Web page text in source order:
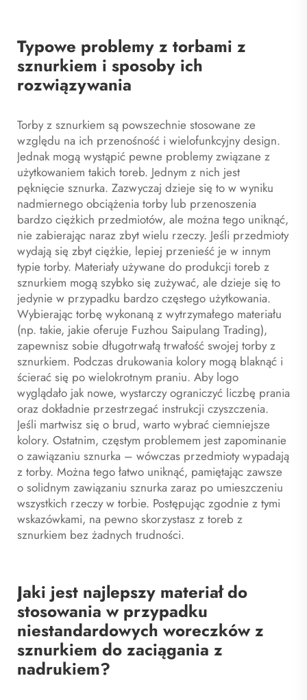
Typowe problemy z torbami z
sznurkiem i sposoby ich
rozwiązywania
Torby z sznurkiem są powszechnie stosowane ze
względu na ich przenośność i wielofunkcyjny design.
Jednak mogą wystąpić pewne problemy związane z
użytkowaniem takich toreb. Jednym z nich jest
pęknięcie sznurka. Zazwyczaj dzieje się to w wyniku
nadmiernego obciążenia torby lub przenoszenia
bardzo ciężkich przedmiotów, ale można tego uniknąć,
nie zabierając naraz zbyt wielu rzeczy. Jeśli przedmioty
wydają się zbyt ciężkie, lepiej przenieść je w innym
typie torby. Materiały używane do produkcji toreb z
sznurkiem mogą szybko się zużywać, ale dzieje się to
jedynie w przypadku bardzo częstego użytkowania.
Wybierając torbę wykonaną z wytrzymałego materiału
(np. takie, jakie oferuje Fuzhou Saipulang Trading),
zapewnisz sobie długotrwałą trwałość swojej torby z
sznurkiem. Podczas drukowania kolory mogą blaknąć i
ścierać się po wielokrotnym praniu. Aby logo
wyglądało jak nowe, wystarczy ograniczyć liczbę prania
oraz dokładnie przestrzegać instrukcji czyszczenia.
Jeśli martwisz się o brud, warto wybrać ciemniejsze
kolory. Ostatnim, częstym problemem jest zapominanie
o zawiązaniu sznurka – wówczas przedmioty wypadają
z torby. Można tego łatwo uniknąć, pamiętając zawsze
o solidnym zawiązaniu sznurka zaraz po umieszczeniu
wszystkich rzeczy w torbie. Postępując zgodnie z tymi
wskazówkami, na pewno skorzystasz z toreb z
sznurkiem bez żadnych trudności.
Jaki jest najlepszy materiał do
stosowania w przypadku
niestandardowych woreczków z
sznurkiem do zaciągania z
nadrukiem?